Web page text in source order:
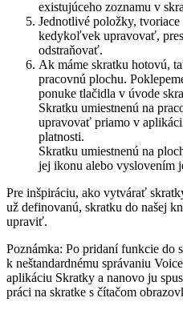
existujúceho zoznamu v
Jednotlivé položky,
kedykoľvek upravovať,
odstraňovať.
Ak máme skratku hotovú,
pracovnú plochu.
ponuke tlačidla v úvode
Skratku umiestnenú na
upravovať priamo v
platnosti.
Skratku umiestnenú na
jej ikonu alebo vyslovením
Pre inšpiráciu, ako vytvárať
už definovanú, skratku do našej
upraviť.
Poznámka: Po pridaní funkcie do
k neštandardnému správaniu
aplikáciu Skratky a nanovo ju
práci na skratke s čítačom